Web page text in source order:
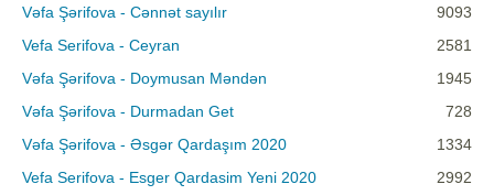
Vəfa Şərifova - Cənnət sayılır
9093
Vefa Serifova - Ceyran
2581
Vəfa Şərifova - Doymusan Məndən
1945
Vəfa Şərifova - Durmadan Get
728
Vəfa Şərifova - Əsgər Qardaşım 2020
1334
Vefa Serifova - Esger Qardasim Yeni 2020
2992